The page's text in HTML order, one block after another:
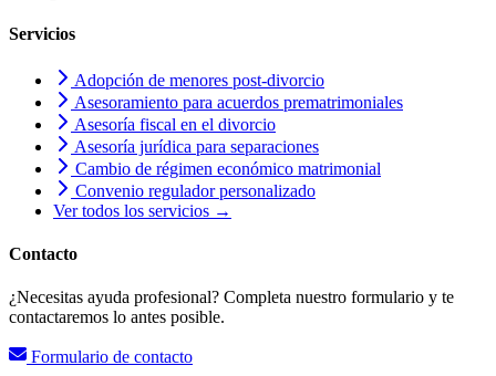
Servicios
Adopción de menores post-divorcio
Asesoramiento para acuerdos prematrimoniales
Asesoría fiscal en el divorcio
Asesoría jurídica para separaciones
Cambio de régimen económico matrimonial
Convenio regulador personalizado
Ver todos los servicios →
Contacto
¿Necesitas ayuda profesional? Completa nuestro formulario y te
contactaremos lo antes posible.
Formulario de contacto